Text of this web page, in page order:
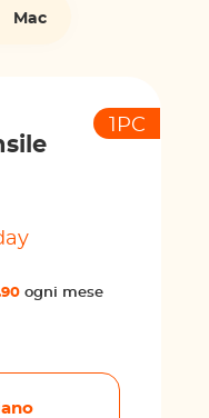
Mac
1PC
ogni mese